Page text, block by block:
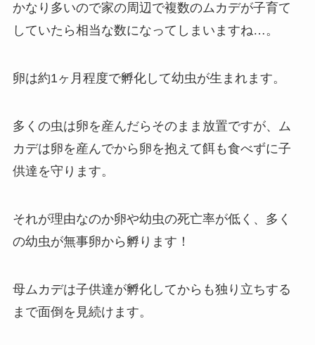
かなり多いので家の周辺で複数のムカデが子育て
していたら相当な数になってしまいますね…。
卵は約1ヶ月程度で孵化して幼虫が生まれます。
多くの虫は卵を産んだらそのまま放置ですが、 ム
カデは卵を産んでから卵を抱えて餌も食べずに子
供達を守ります。
それが理由なのか卵や幼虫の死亡率が低く、多く
の幼虫が無事卵から孵ります！
母ムカデは子供達が孵化してからも独り立ちする
まで面倒を見続けます。